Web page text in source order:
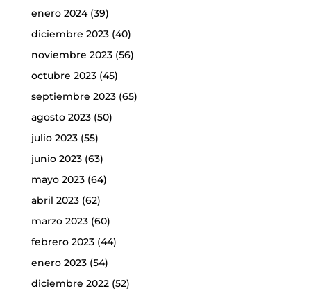
enero 2024(39)
diciembre 2023(40)
noviembre 2023(56)
octubre 2023(45)
septiembre 2023(65)
agosto 2023(50)
julio 2023(55)
junio 2023(63)
mayo 2023(64)
abril 2023(62)
marzo 2023(60)
febrero 2023(44)
enero 2023(54)
diciembre 2022(52)